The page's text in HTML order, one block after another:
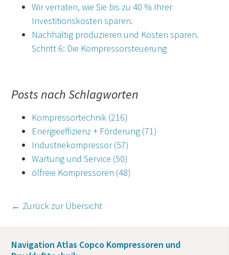
Wir verraten, wie Sie bis zu 40 % Ihrer
Investitionskosten sparen.
Nachhaltig produzieren und Kosten sparen.
Schritt 6: Die Kompressorsteuerung
Posts nach Schlagworten
Kompressortechnik (216)
Energieeffizienz + Förderung (71)
Industriekompressor(57)
Wartung und Service (50)
ölfreie Kompressoren (48)
← Zurück zur Übersicht
Navigation Atlas Copco Kompressoren und